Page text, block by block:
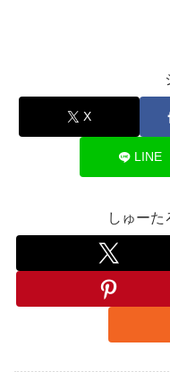
X
LINE
しゅーた